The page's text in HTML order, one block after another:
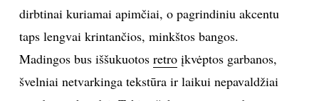
dirbtinai kuriamai apimčiai, o pagrindiniu akcentu
taps lengvai krintančios, minkštos bangos.
Madingos bus iššukuotos retroįkvėptos garbanos,
švelniai netvarkinga tekstūra ir laikui nepavaldžiai